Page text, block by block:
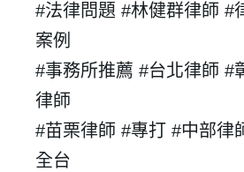
建立專屬帳號
只要再完成幾個步驟，即可完成帳號的註冊
#法律問題 #林健群律師 #
案例
#事務所推薦 #台北律師 #
律師
#苗栗律師 #專打 #中部律
全台